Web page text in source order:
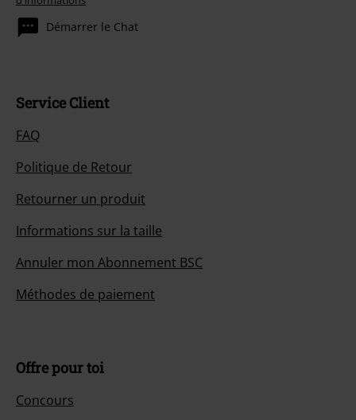
Démarrer le Chat
Service Client
FAQ
Politique de Retour
Retourner un produit
Informations sur la taille
Annuler mon Abonnement BSC
Méthodes de paiement
Offre pour toi
Concours